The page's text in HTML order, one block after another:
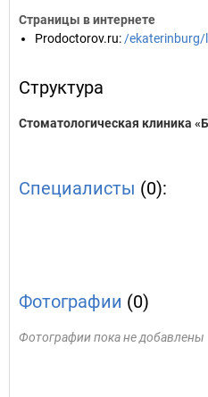
Страницы в интернете
Prodoctorov.ru: /
Структура
Стоматологическая клиника
Специалисты (0):
Фотографии (0)
Фотографии пока не добавлены